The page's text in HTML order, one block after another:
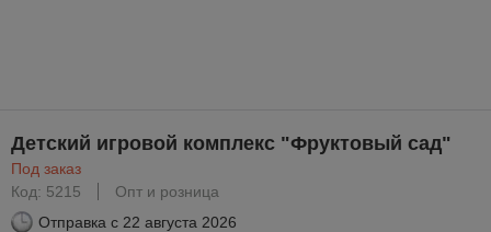
Детский игровой комплекс "Фруктовый сад"
Под заказ
Код: 5215
Опт и розница
Отправка с 22 августа 2026